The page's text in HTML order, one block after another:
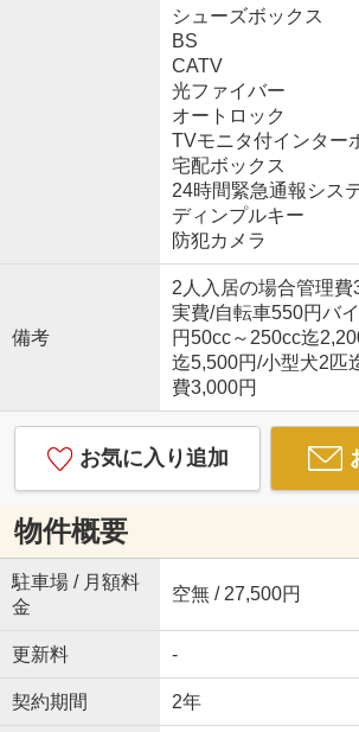
シューズボックス
BS
CATV
光ファイバー
オートロック
TVモニタ付インター
宅配ボックス
24時間緊急通報シス
ディンプルキー
防犯カメラ
備考
2人入居の場合管理
実費/自転車550円バ
円50cc～250cc迄
迄5,500円/小型犬2匹
費3,000円
お気に入り追加
物件概要
駐車場 / 月額料
金
空無 / 27,500円
更新料 -
契約期間 2年